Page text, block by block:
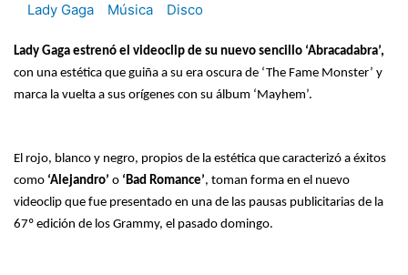
Lady Gaga Música Disco
Lady Gaga estrenó el videoclip de su nuevo sencillo ‘Abracadabra’,
con una estética que guiña a su era oscura de ‘The Fame Monster’ y
marca la vuelta a sus orígenes con su álbum ‘Mayhem’.
El rojo, blanco y negro, propios de la estética que caracterizó a éxitos
como ‘Alejandro’ o ‘Bad Romance’, toman forma en el nuevo
videoclip que fue presentado en una de las pausas publicitarias de la
67º edición de los Grammy, el pasado domingo.